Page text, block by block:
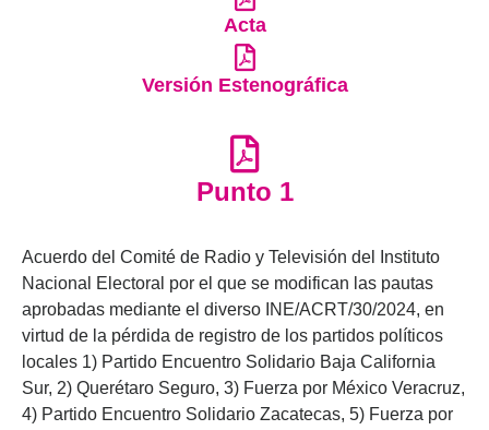
Acta
Versión Estenográfica
Punto 1
Acuerdo del Comité de Radio y Televisión del Instituto
Nacional Electoral por el que se modifican las pautas
aprobadas mediante el diverso INE/ACRT/30/2024, en
virtud de la pérdida de registro de los partidos políticos
locales 1) Partido Encuentro Solidario Baja California
Sur, 2) Querétaro Seguro, 3) Fuerza por México Veracruz,
4) Partido Encuentro Solidario Zacatecas, 5) Fuerza por